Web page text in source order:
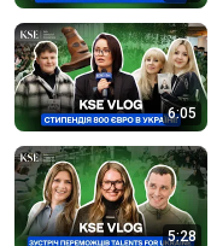
6:05
5:28